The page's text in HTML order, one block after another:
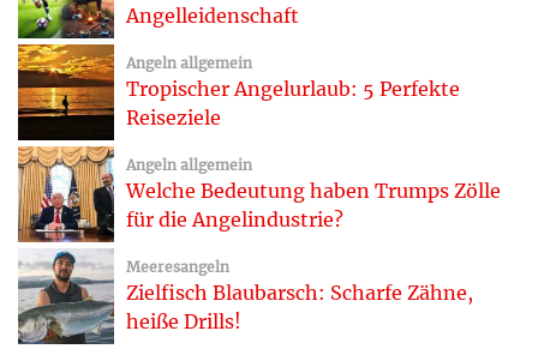
Angelleidenschaft
Angeln allgemein
Tropischer Angelurlaub: 5 Perfekte
Reiseziele
Angeln allgemein
Welche Bedeutung haben Trumps Zölle
für die Angelindustrie?
Meeresangeln
Zielfisch Blaubarsch: Scharfe Zähne,
heiße Drills!